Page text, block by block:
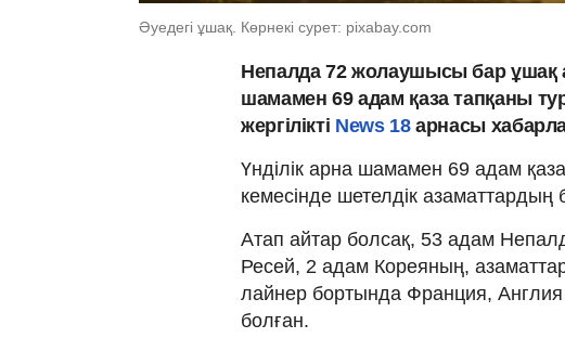
Әуедегі ұшақ. Көрнекі сурет: pixabay.com
Непалда 72 жолаушысы бар ұшақ
шамамен 69 адам қаза тапқаны
жергілікті News 18арнасы
Үнділік арна шамамен 69 адам
кемесінде шетелдік
Атап айтар болсақ, 53 адам
Ресей, 2 адам Кореяның,
лайнер бортында Франция,
болған.